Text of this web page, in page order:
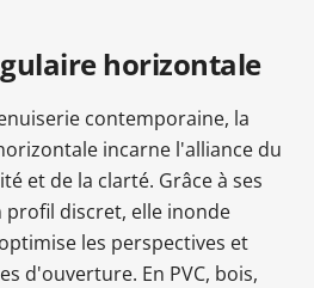
horizontale
contemporaine, la
incarne l'alliance du
et de la clarté. Grâce à ses
profil discret, elle inonde
les perspectives et
d'ouverture. En PVC, bois,